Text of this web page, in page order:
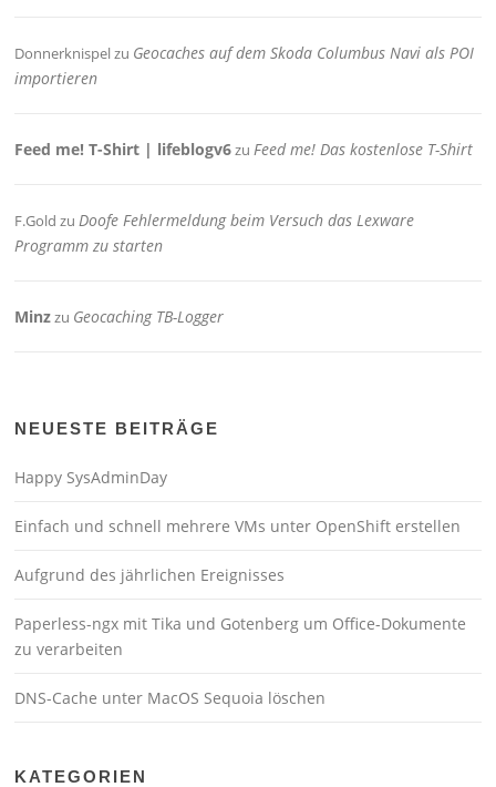
Donnerknispelzu Geocaches auf dem Skoda Columbus Navi als POI
importieren
Feed me! T-Shirt | lifeblogv6zu Feed me! Das kostenlose T-Shirt
F.Gold zu Doofe Fehlermeldung beim Versuch das Lexware
Programm zu starten
Minzzu Geocaching TB-Logger
NEUESTE BEITRÄGE
Happy SysAdminDay
Einfach und schnell mehrere VMs unter OpenShift erstellen
Aufgrund des jährlichen Ereignisses
Paperless-ngx mit Tika und Gotenberg um Office-Dokumente
zu verarbeiten
DNS-Cache unter MacOS Sequoia löschen
KATEGORIEN